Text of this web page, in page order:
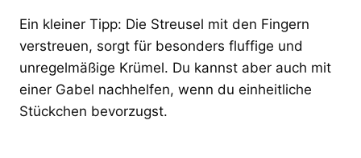
Ein kleiner Tipp: Die Streusel mit den Fingern
verstreuen, sorgt für besonders fluffige und
unregelmäßige Krümel. Du kannst aber auch mit
einer Gabel nachhelfen, wenn du einheitliche
Stückchen bevorzugst.